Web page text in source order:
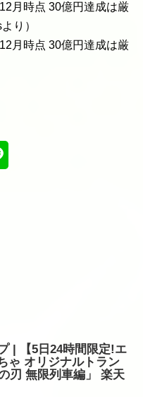
月時点 30億円達成は厳
り）
月時点 30億円達成は厳
| 【5日24時間限定!エ
ゃ オリジナルトラン
刃 無限列車編」 楽天